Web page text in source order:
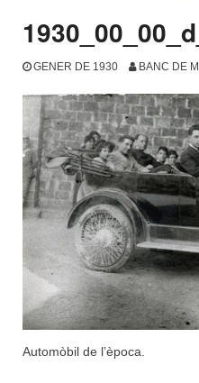
GENER DE 1930 BANC DE
Automòbil de l’època.